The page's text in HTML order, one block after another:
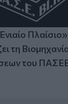
τη
του